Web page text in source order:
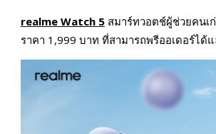
realme Watch 5 สมาร์ทวอตช์ผู้ช่วยคนเ
ราคา 1,999 บาท ที่สามารถพรีออเดอร์ไ